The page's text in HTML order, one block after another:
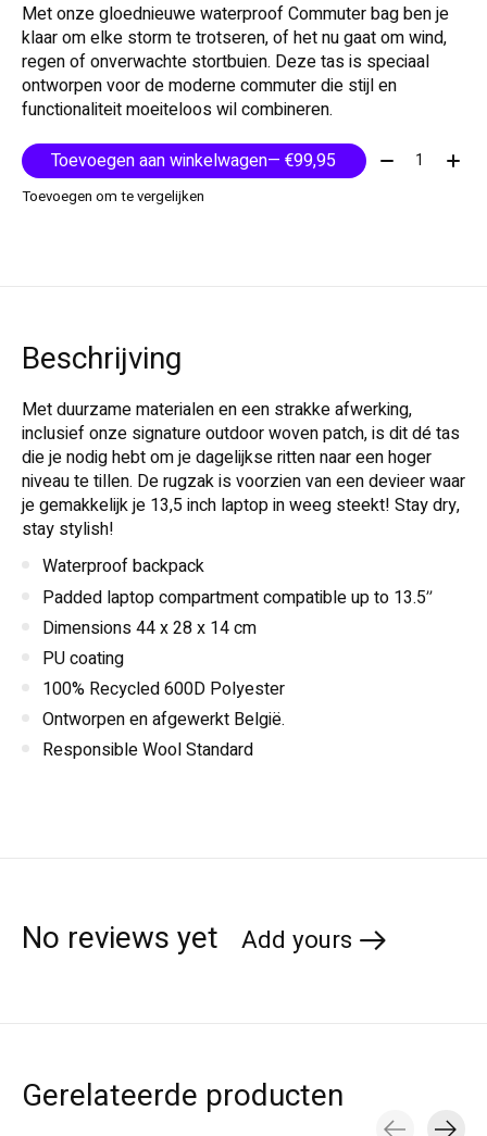
Met onze gloednieuwe waterproof Commuter bag ben je
klaar om elke storm te trotseren, of het nu gaat om wind,
regen of onverwachte stortbuien. Deze tas is speciaal
ontworpen voor de moderne commuter die stijl en
functionaliteit moeiteloos wil combineren.
Toevoegen aan winkelwagen
— €99,95 Aantal:
Toevoegen om te vergelijken
Beschrijving
Met duurzame materialen en een strakke afwerking,
inclusief onze signature outdoor woven patch, is dit dé tas
die je nodig hebt om je dagelijkse ritten naar een hoger
niveau te tillen. De rugzak is voorzien van een devieer waar
je gemakkelijk je 13,5 inch laptop in weeg steekt! Stay dry,
stay stylish!
Waterproof backpack
Padded laptop compartment compatible up to 13.5”
Dimensions 44 x 28 x 14 cm
PU coating
100% Recycled 600D Polyester
Ontworpen en afgewerkt België.
Responsible Wool Standard
No reviews yet Add yours
Gerelateerde producten